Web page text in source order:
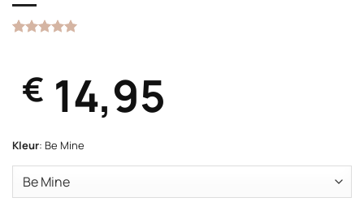
op
klantbeoordelingen
€ 14,95
Kleur: Be Mine